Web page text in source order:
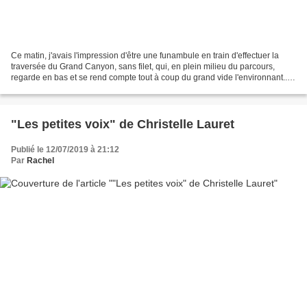
Ce matin, j'avais l'impression d'être une funambule en train d'effectuer la
traversée du Grand Canyon, sans filet, qui, en plein milieu du parcours,
regarde en bas et se rend compte tout à coup du grand vide l'environnant....
"Les petites voix" de Christelle Lauret
Publié le 12/07/2019 à 21:12
Par Rachel